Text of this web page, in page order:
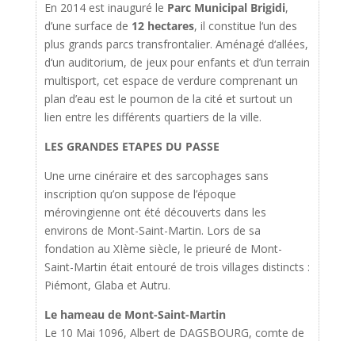
En 2014 est inauguré le Parc Municipal Brigidi,
d’une surface de 12 hectares, il constitue l‘un des
plus grands parcs transfrontalier. Aménagé d‘allées,
d‘un auditorium, de jeux pour enfants et d’un terrain
multisport, cet espace de verdure comprenant un
plan d’eau est le poumon de la cité et surtout un
lien entre les différents quartiers de la ville.
LES GRANDES ETAPES DU PASSE
Une urne cinéraire et des sarcophages sans
inscription qu’on suppose de l’époque
mérovingienne ont été découverts dans les
environs de Mont-Saint-Martin. Lors de sa
fondation au XIème siècle, le prieuré de Mont-
Saint-Martin était entouré de trois villages distincts :
Piémont, Glaba et Autru.
Le hameau de Mont-Saint-Martin
Le 10 Mai 1096, Albert de DAGSBOURG, comte de